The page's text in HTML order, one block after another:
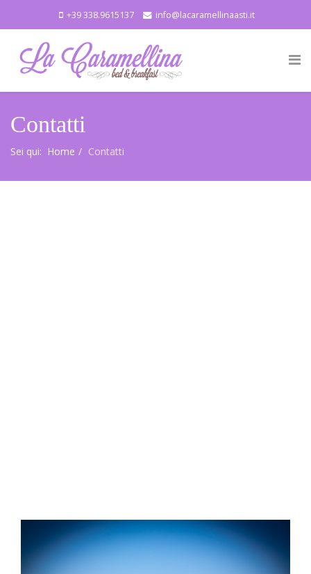
+39 338.9615137 info@lacaramellinaasti.it
Contatti
Sei qui: Home Contatti